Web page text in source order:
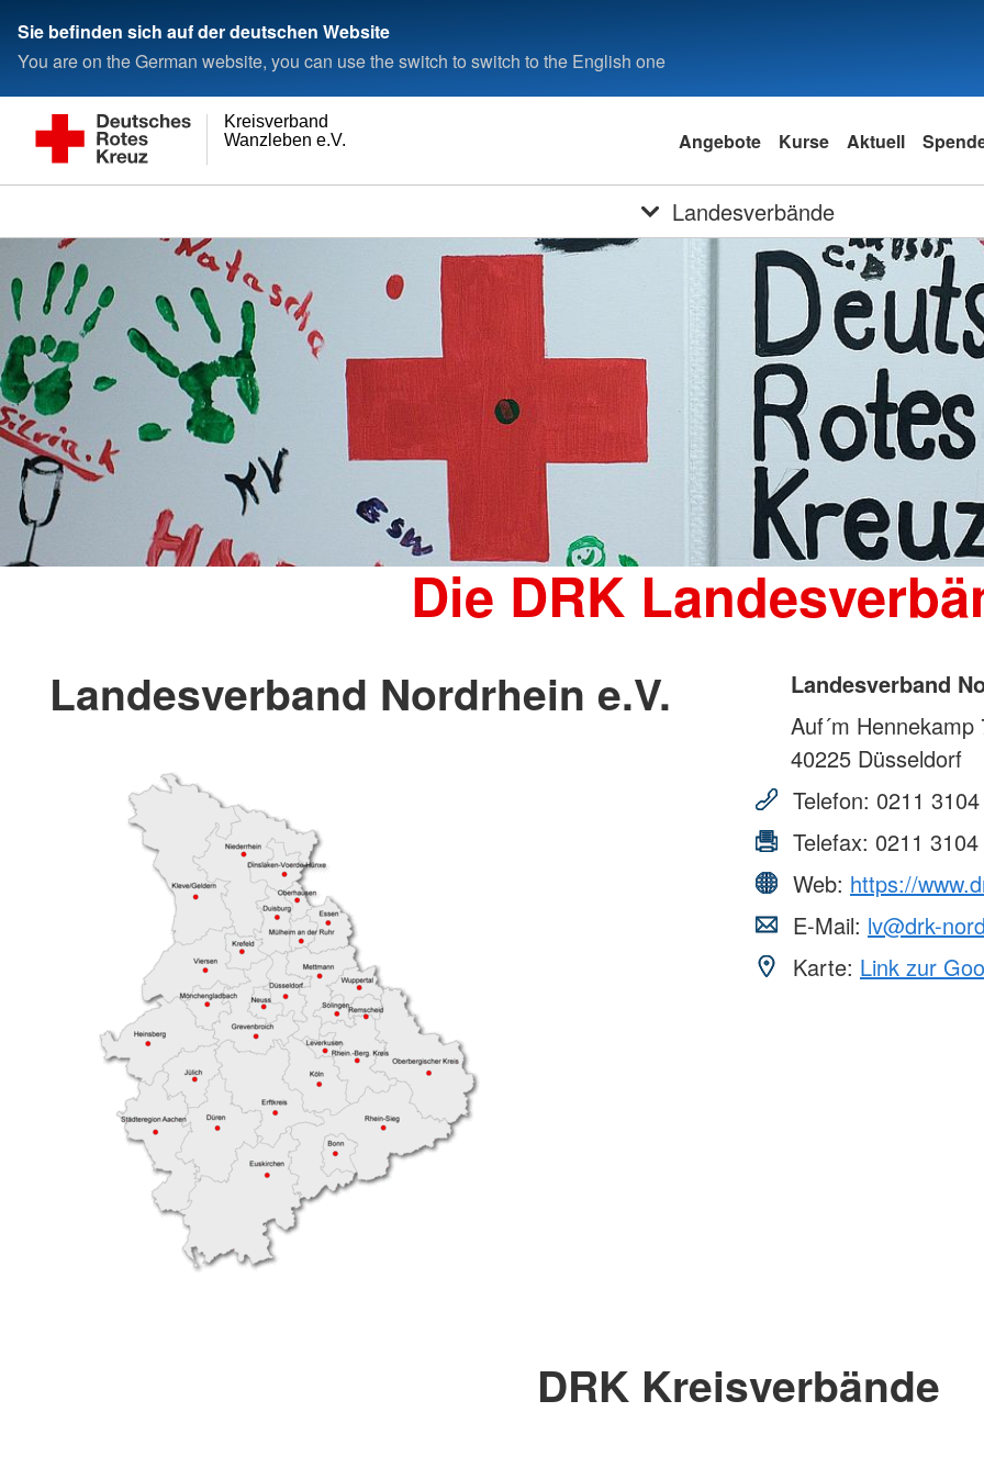
Sie befinden sich auf der deutschen Website
You are on the German website, you can use the switch to switch to the English one
Wanzleben e.V.
Kreisverband
Angebote Kurse Aktuell
Landesverbände
Die DRK
Landesverband Nordrhein e.V.
Landesverband
Auf´m Hennekamp
40225 Düsseldorf
Telefon: 0211
Telefax: 0211
Web: https://
E-Mail: lv@drk-
Karte: Link zur
DRK Kreisverbände